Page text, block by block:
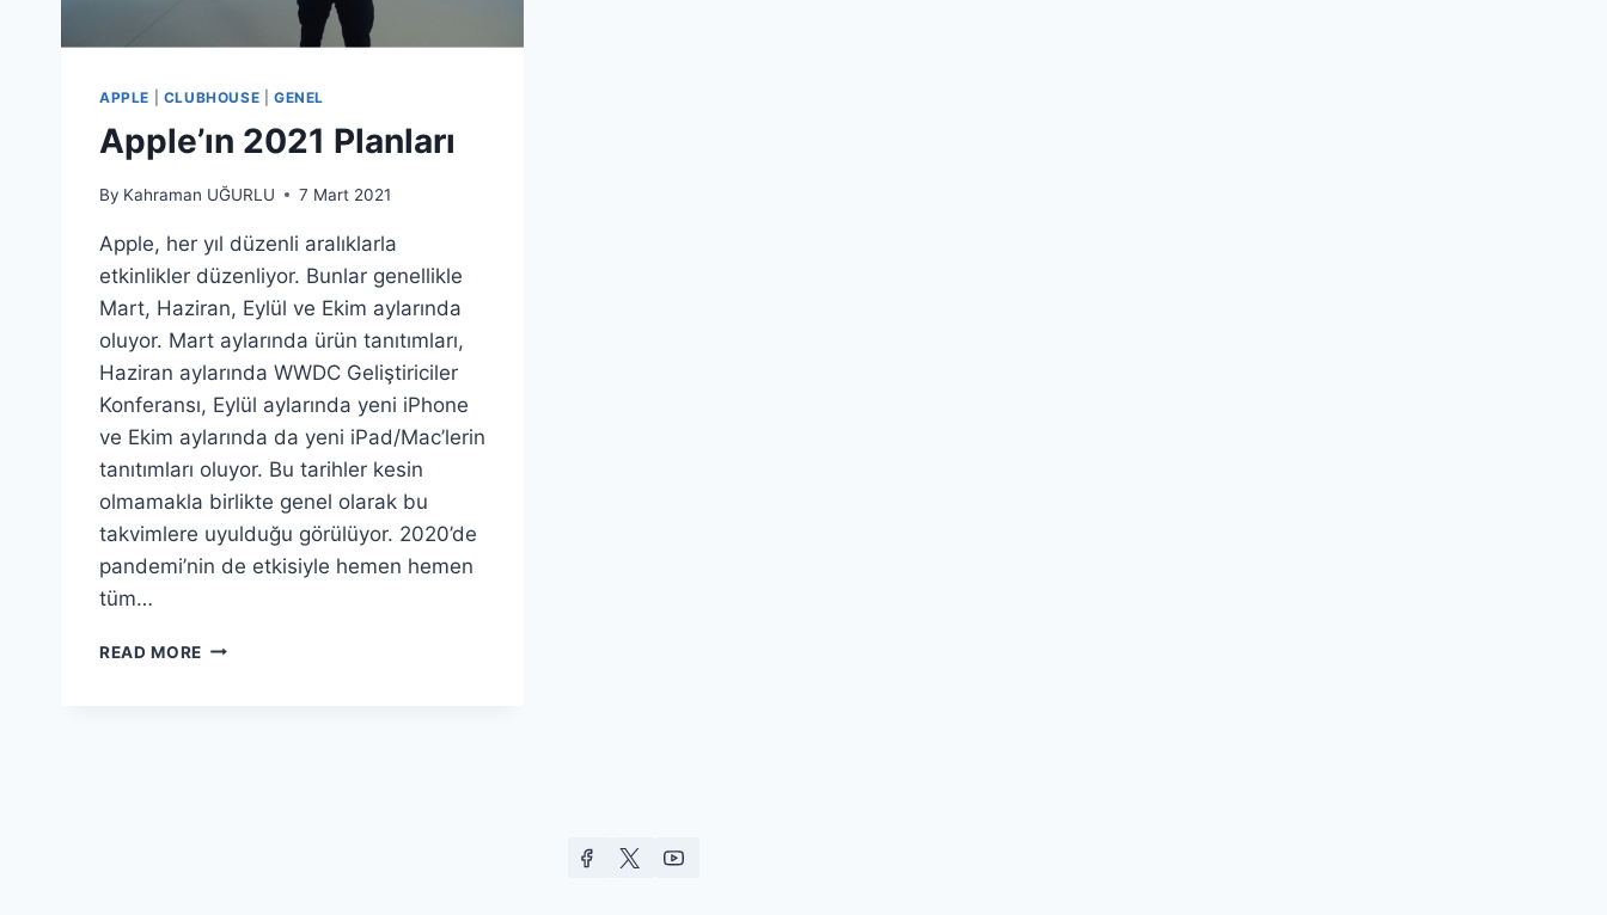
APPLE CLUBHOUSE GENEL
Apple’ın 2021 Planları
By Kahraman UĞURLU 7 Mart 2021
Apple, her yıl düzenli aralıklarla
etkinlikler düzenliyor. Bunlar genellikle
Mart, Haziran, Eylül ve Ekim aylarında
oluyor. Mart aylarında ürün tanıtımları,
Haziran aylarında WWDC Geliştiriciler
Konferansı, Eylül aylarında yeni iPhone
ve Ekim aylarında da yeni iPad/Mac’lerin
tanıtımları oluyor. Bu tarihler kesin
olmamakla birlikte genel olarak bu
takvimlere uyulduğu görülüyor. 2020’de
pandemi’nin de etkisiyle hemen hemen
tüm…
READ MORE APPLE’IN